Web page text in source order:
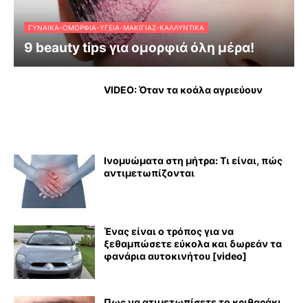
ΓΥΝΑΊΚΑ-ΟΜΟΡΦΙΆ-ΥΓΕΊΑ-ΜΑΚΙΓΙΆΖ-ΚΑΛΛΥΝΤΙΚΆ
9 beauty tips για ομορφιά όλη μέρα!
VIDEO: Όταν τα κοάλα αγριεύουν
Ινομυώματα στη μήτρα: Τι είναι, πώς
αντιμετωπίζονται
Ένας είναι ο τρόπος για να
ξεθαμπώσετε εύκολα και δωρεάν τα
φανάρια αυτοκινήτου [video]